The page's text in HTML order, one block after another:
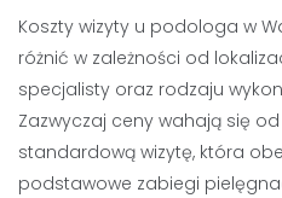
Koszty wizyty u podologa w
różnić w zależności od
specjalisty oraz rodzaju
Zazwyczaj ceny wahają się od
standardową wizytę, która
podstawowe zabiegi